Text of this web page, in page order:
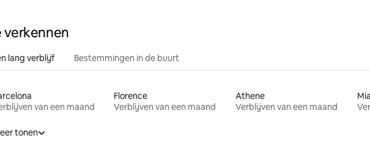
verkennen
lang verblijf Bestemmingen in de buurt
van een maand
Florence
Verblijven van een maand
Athene
Verblijven van een maand
tonen